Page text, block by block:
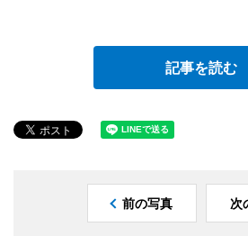
記事を読む
前の写真 次